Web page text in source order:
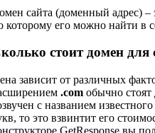
сайта (доменный адрес) –
которому его можно найти в
стоит домен для
зависит от различных
.com обычно
с названием
то это взвинтит его